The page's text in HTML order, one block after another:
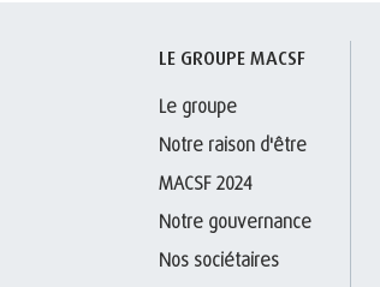
LE GROUPE MACSF
Le groupe
Notre raison d'être
MACSF 2024
Notre gouvernance
Nos sociétaires